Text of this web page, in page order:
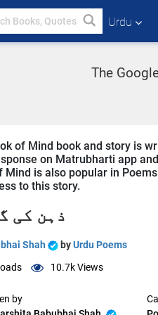
Urdu
The
of Mind book and story is
on Matrubharti app
Mind is also popular in
to this story.
ذہن کی
Shah byUrdu Poems
10.7kViews
by